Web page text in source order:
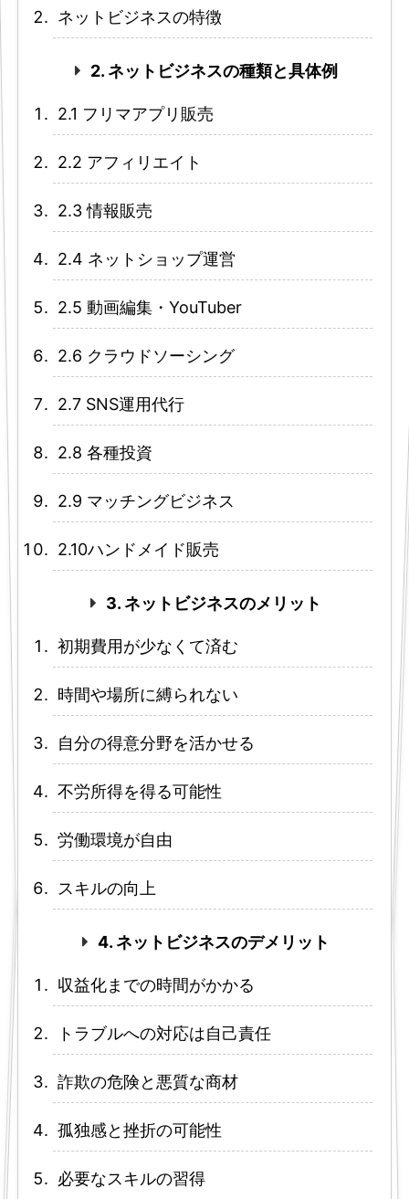
ネットビジネスの特徴
2. ネットビジネスの種類と具体例
2.1 フリマアプリ販売
2.2 アフィリエイト
2.3 情報販売
2.4 ネットショップ運営
2.5 動画編集・YouTuber
2.6 クラウドソーシング
2.7 SNS運用代行
2.8 各種投資
2.9 マッチングビジネス
2.10ハンドメイド販売
3. ネットビジネスのメリット
初期費用が少なくて済む
時間や場所に縛られない
自分の得意分野を活かせる
不労所得を得る可能性
労働環境が自由
スキルの向上
4. ネットビジネスのデメリット
収益化までの時間がかかる
トラブルへの対応は自己責任
詐欺の危険と悪質な商材
孤独感と挫折の可能性
必要なスキルの習得